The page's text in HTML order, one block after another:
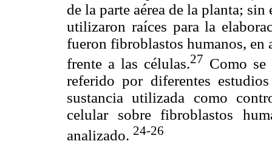
de la parte aérea de la planta;
utilizaron raíces para la
fueron fibroblastos humanos, en
frente a las células.27 Como
referido por diferentes
sustancia utilizada como
celular sobre fibroblastos
analizado. 24-26